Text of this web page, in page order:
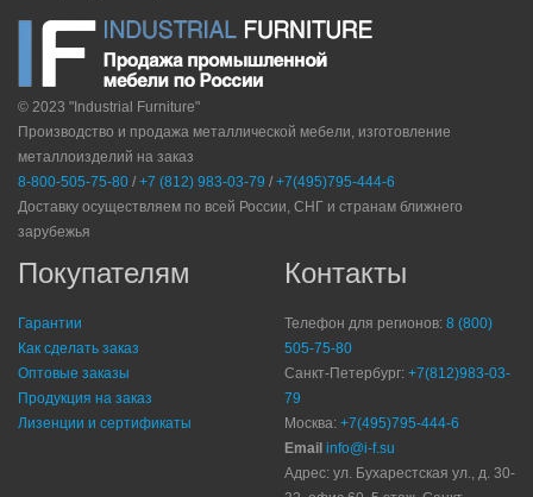
© 2023 "Industrial Furniture"
Производство и продажа металлической мебели, изготовление
металлоизделий на заказ
8-800-505-75-80 / +7 (812) 983-03-79 / +7(495)795-444-6
Доставку осуществляем по всей России, СНГ и странам ближнего
зарубежья
Покупателям
Гарантии
Как сделать заказ
Оптовые заказы
Продукция на заказ
Лизенции и сертификаты
Контакты
Телефон для регионов: 8 (800)
505-75-80
Санкт-Петербург: +7(812)983-03-
79
Москва: +7(495)795-444-6
Email info@i-f.su
Адрес: ул. Бухарестская ул., д. 30-